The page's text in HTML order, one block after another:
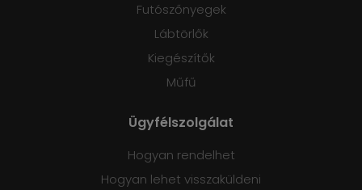
Futószőnyegek
Lábtörlők
Kiegészítők
Műfű
Ügyfélszolgálat
Hogyan rendelhet
Hogyan lehet visszaküldeni